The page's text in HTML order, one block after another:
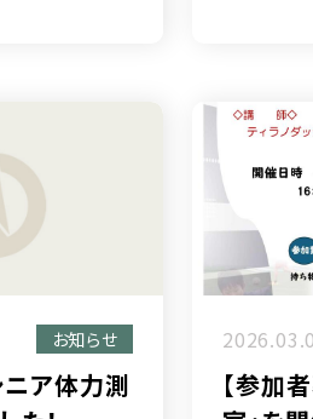
お知らせ
ニア体力測
【参加